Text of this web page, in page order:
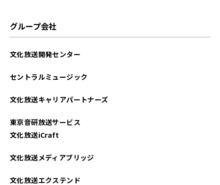
グループ会社
文化放送開発センター
セントラルミュージック
文化放送キャリアパートナーズ
東京音研放送サービス
文化放送iCraft
文化放送メディアブリッジ
文化放送エクステンド